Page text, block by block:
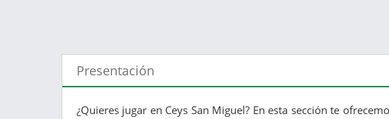
Presentación
¿Quieres jugar en Ceys San Miguel? En esta sección te